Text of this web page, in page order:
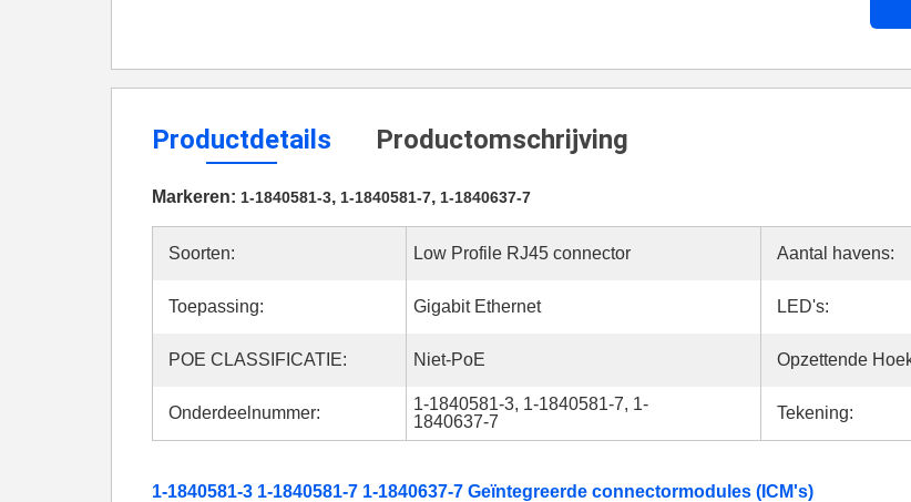
Productdetails Productomschrijving
Markeren: 1-1840581-3, 1-1840581-7, 1-1840637-7
Soorten: Low Profile RJ45 connector Aantal havens:
Toepassing: Gigabit Ethernet LED's:
POE CLASSIFICATIE: Niet-PoE Opzettende
Onderdeelnummer:
1-1840581-3, 1-1840581-7, 1-
1840637-7
Tekening:
1-1840581-3 1-1840581-7 1-1840637-7 Geïntegreerde connectormodules (ICM's)